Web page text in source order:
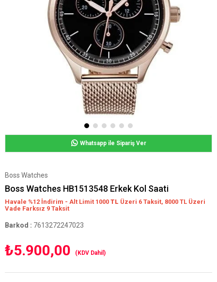
Whatsapp ile Sipariş Ver
Boss Watches
Boss Watches HB1513548 Erkek Kol Saati
Havale %12 İndirim - Alt Limit 1000 TL Üzeri 6 Taksit, 8000 TL Üzeri
Vade Farksız 9 Taksit
Barkod : 7613272247023
₺5.900,00 (KDV Dahil)